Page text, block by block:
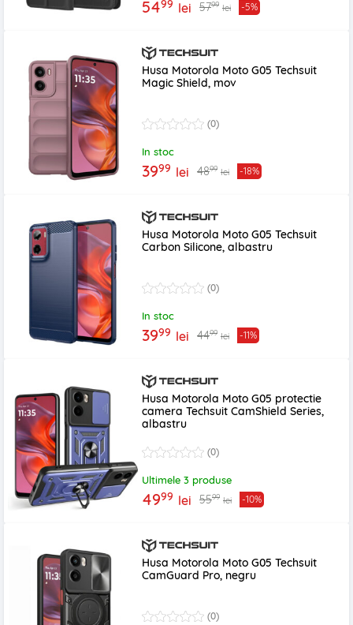
5499 lei 5799 lei -5%
Husa Motorola Moto G05 Techsuit
Magic Shield, mov
(0)
In stoc
3999 lei 4899 lei -18%
Husa Motorola Moto G05 Techsuit
Carbon Silicone, albastru
(0)
In stoc
3999 lei 4499 lei -11%
Husa Motorola Moto G05 protectie
camera Techsuit CamShield Series,
albastru
(0)
Ultimele 3 produse
4999 lei 5599 lei -10%
Husa Motorola Moto G05 Techsuit
CamGuard Pro, negru
(0)